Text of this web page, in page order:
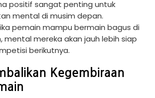
positif sangat penting untuk
mental di musim depan.
pemain mampu bermain bagus di
mental mereka akan jauh lebih siap
berikutnya.
Kegembiraan